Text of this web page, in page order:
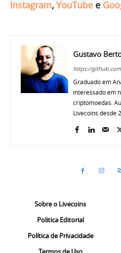
Instagram, YouTube e
Gustavo
https://
Graduado em
interessado em
criptomoedas.
Livecoins desde
Sobre o Livecoins
Politica Editorial
Política de Privacidade